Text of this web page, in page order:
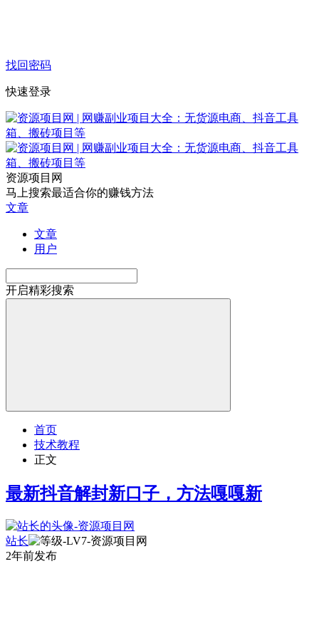
找回密码
快速登录
资源项目网
马上搜索最适合你的赚钱方法
文章
文章
用户
开启精彩搜索
首页
技术教程
正文
最新抖音解封新口子，方法嘎嘎新
站长
2年前发布